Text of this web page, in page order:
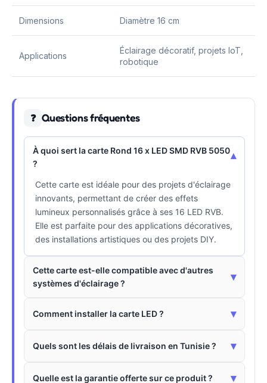
Dimensions Diamètre 16 cm
Applications
Éclairage décoratif, projets IoT,
robotique
❓ Questions fréquentes
À quoi sert la carte Rond 16 x LED SMD RVB 5050
?
▾
Cette carte est idéale pour des projets d'éclairage
innovants, permettant de créer des effets
lumineux personnalisés grâce à ses 16 LED RVB.
Elle est parfaite pour des applications décoratives,
des installations artistiques ou des projets DIY.
Cette carte est-elle compatible avec d'autres
systèmes d'éclairage ?
▾
Comment installer la carte LED ? ▾
Quels sont les délais de livraison en Tunisie ? ▾
Quelle est la garantie offerte sur ce produit ? ▾